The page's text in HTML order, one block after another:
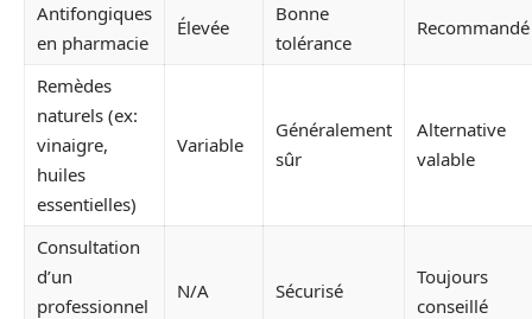
Antifongiques
en pharmacie
Élevée
Bonne
tolérance
Recommandé
Remèdes
naturels (ex:
vinaigre,
huiles
essentielles)
Variable
Généralement
sûr
Alternative
valable
Consultation
d’un
professionnel
N/A Sécurisé
Toujours
conseillé